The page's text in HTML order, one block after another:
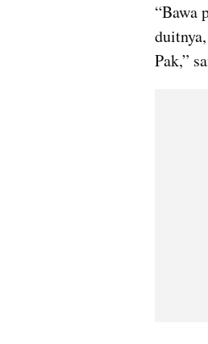
“Bawa
Pak,”